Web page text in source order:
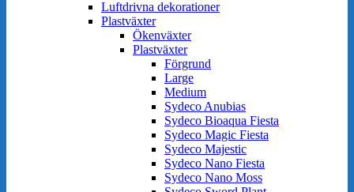
Luftdrivna dekorationer
Plastväxter
Ökenväxter
Plastväxter
Förgrund
Large
Medium
Sydeco Anubias
Sydeco Bioaqua Fiesta
Sydeco Magic Fiesta
Sydeco Majestic
Sydeco Nano Fiesta
Sydeco Nano Moss